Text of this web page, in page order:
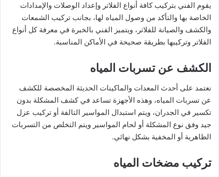
يقوم الفني بتركيب كافة أنواع الفلاتر وإعداد الوصلات والإمدادات
الخاصة بها والتأكد من وصول المياه لها، بجانب تركيب الشمعات
والكشف والصيانة للفلاتر، ويتميز الفني بالخبرة في معرفة كل أنواع
الفلاتر وتركيبها بطريقة صحيحة في الأماكن المناسبة.
الكشف عن تسربات المياه
نعتمد على أحدث المعدات والماكينات الحديثة المخصصة للكشف
عن تسربات المياه، وهذه الأجهزة تساعد في كشف المشكلة بدون
تكسير في الجدران، ويتم استبدال المواسير التالفة أو تركيب عزل
جيد وفق نوع المشكلة أو لحام المواسير ويتم التخلص من التسربات
الظاهرية أو المخفية بشكل نهائي.
تركيب مضخات المياه